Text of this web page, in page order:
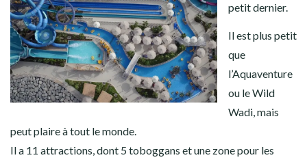
petit dernier.
Il est plus petit
que
l’Aquaventure
ou le Wild
Wadi, mais
peut plaire à tout le monde.
Il a 11 attractions, dont 5 toboggans et une zone pour les